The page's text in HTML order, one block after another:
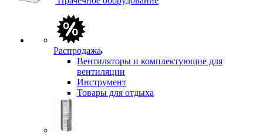
Распродажа
Вентиляторы и комплектующие для
вентиляции
Инструмент
Товары для отдыха